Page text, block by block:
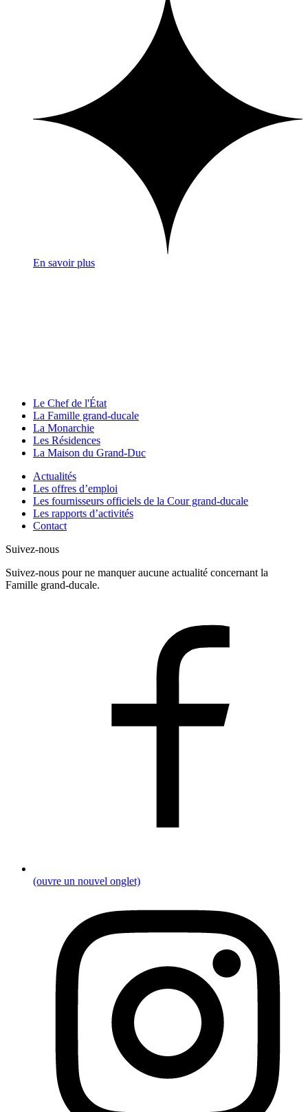
En savoir plus
Le Chef de l'État
La Famille grand-ducale
La Monarchie
Les Résidences
La Maison du Grand-Duc
Actualités
Les offres d’emploi
Les fournisseurs officiels de la Cour grand-ducale
Les rapports d’activités
Contact
Suivez-nous
Suivez-nous pour ne manquer aucune actualité concernant la
Famille grand-ducale.
(ouvre un nouvel onglet)